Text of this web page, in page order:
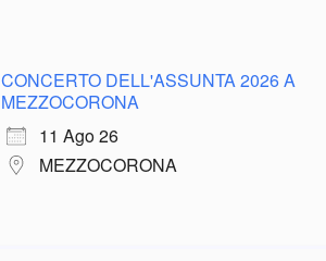
CONCERTO DELL'ASSUNTA 2026 A
MEZZOCORONA
11 Ago 26
MEZZOCORONA